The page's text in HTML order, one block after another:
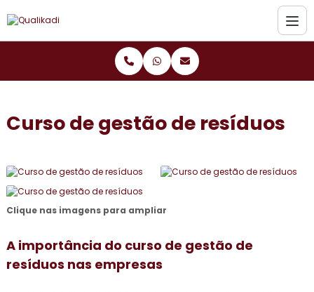
Curso de gestão de resíduos
Clique nas imagens para ampliar
A importância do curso de gestão de
resíduos nas empresas